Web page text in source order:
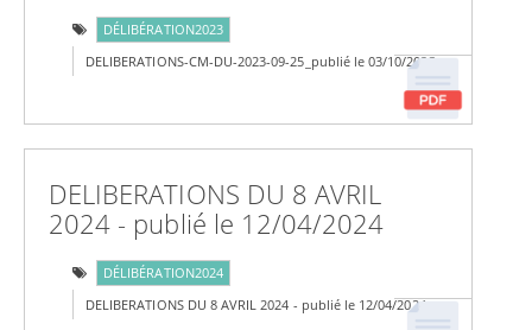
DÉLIBÉRATION2023
DELIBERATIONS-CM-DU-2023-09-25_publié le 03/10/2023
DELIBERATIONS DU 8 AVRIL
2024 - publié le 12/04/2024
DÉLIBÉRATION2024
DELIBERATIONS DU 8 AVRIL 2024 - publié le 12/04/2024